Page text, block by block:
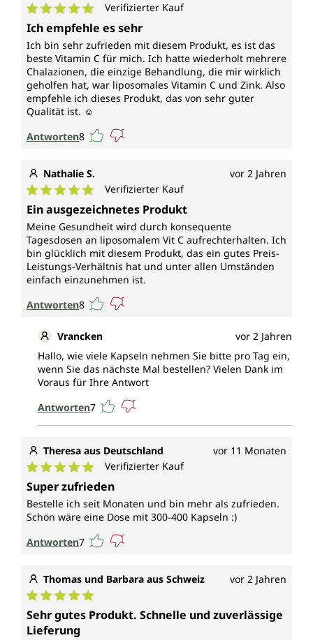
Durchschnittliche Bewertung von 5 von 5 Sternen
Verifizierter Kauf
Ich empfehle es sehr
Ich bin sehr zufrieden mit diesem Produkt, es ist das
beste Vitamin C für mich. Ich hatte wiederholt mehrere
Chalazionen, die einzige Behandlung, die mir wirklich
geholfen hat, war liposomales Vitamin C und Zink. Also
empfehle ich dieses Produkt, das von sehr guter
Qualität ist. ☺️
Antworten8
Nathalie S. vor 2 Jahren
Durchschnittliche Bewertung von 5 von 5 Sternen
Verifizierter Kauf
Ein ausgezeichnetes Produkt
Meine Gesundheit wird durch konsequente
Tagesdosen an liposomalem Vit C aufrechterhalten. Ich
bin glücklich mit diesem Produkt, das ein gutes Preis-
Leistungs-Verhältnis hat und unter allen Umständen
einfach einzunehmen ist.
Antworten8
Vrancken
vor 2 Jahren
Hallo, wie viele Kapseln nehmen Sie bitte pro Tag ein,
wenn Sie das nächste Mal bestellen? Vielen Dank im
Voraus für Ihre Antwort
Antworten7
Theresa aus Deutschland vor 11 Monaten
Durchschnittliche Bewertung von 5 von 5 Sternen
Verifizierter Kauf
Super zufrieden
Bestelle ich seit Monaten und bin mehr als zufrieden.
Schön wäre eine Dose mit 300-400 Kapseln :)
Antworten7
Thomas und Barbara aus Schweiz vor 2 Jahren
Durchschnittliche Bewertung von 5 von 5 Sternen
Sehr gutes Produkt. Schnelle und zuverlässige
Lieferung